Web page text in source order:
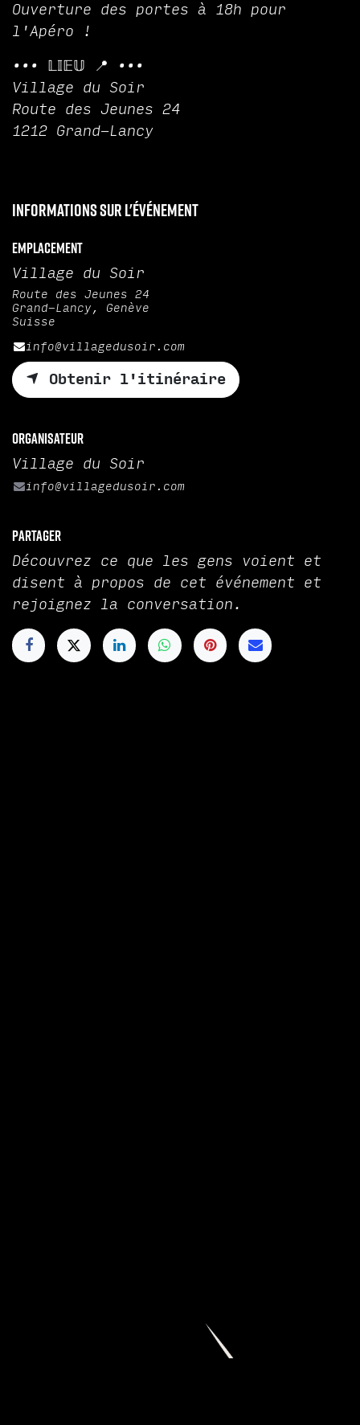
Ouverture des portes à 18h pour
l'Apéro !
••• 𝕃𝕀𝔼𝕌 📍 •••
Village du Soir
Route des Jeunes 24
1212 Grand-Lancy
Informations sur l'événement
Emplacement
Village du Soir
Route des Jeunes 24
Grand-Lancy, Genève
Suisse
info@villagedusoir.com
Obtenir l'itinéraire
Organisateur
Village du Soir
info@villagedusoir.com
Partager
Découvrez ce que les gens voient et
disent à propos de cet événement et
rejoignez la conversation.